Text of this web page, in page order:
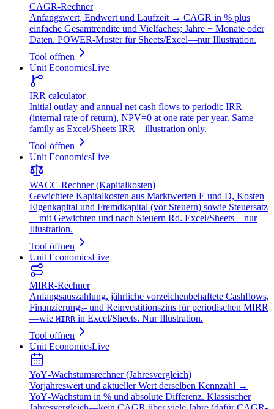
CAGR-Rechner
Anfangswert, Endwert und Laufzeit → CAGR in % plus
einfache Gesamtrendite und Vielfaches; Jahre + Monate oder
Daten. POWER‑Muster für Sheets/Excel—nur Illustration.
Tool öffnen
Unit EconomicsLive
IRR calculator
Initial outlay and annual net cash flows to periodic IRR
(internal rate of return), NPV=0 at one rate per year. Same
family as Excel/Sheets IRR—illustration only.
Tool öffnen
Unit EconomicsLive
WACC‑Rechner (Kapitalkosten)
Gewichtete Kapitalkosten aus Marktwerten E und D, Kosten
Eigenkapital und Fremdkapital (vor Steuern) sowie Steuersatz
—mit Gewichten und nach Steuern Rd. Excel/Sheets—nur
Illustration.
Tool öffnen
Unit EconomicsLive
MIRR‑Rechner
Anfangsauszahlung, jährliche vorzeichenbehaftete Cashflows,
Finanzierungs- und Reinvestitionszins für periodischen MIRR
—wie MIRR in Excel/Sheets. Nur Illustration.
Tool öffnen
Unit EconomicsLive
YoY‑Wachstumsrechner (Jahresvergleich)
Vorjahreswert und aktueller Wert derselben Kennzahl →
YoY‑Wachstum in % und absolute Differenz. Klassischer